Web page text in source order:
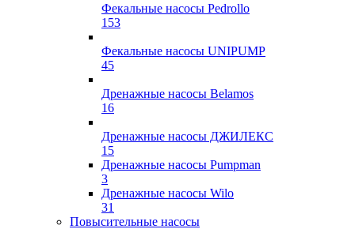
Фекальные насосы Pedrollo
153
Фекальные насосы UNIPUMP
45
Дренажные насосы Belamos
16
Дренажные насосы ДЖИЛЕКС
15
Дренажные насосы Pumpman
3
Дренажные насосы Wilo
31
Повысительные насосы